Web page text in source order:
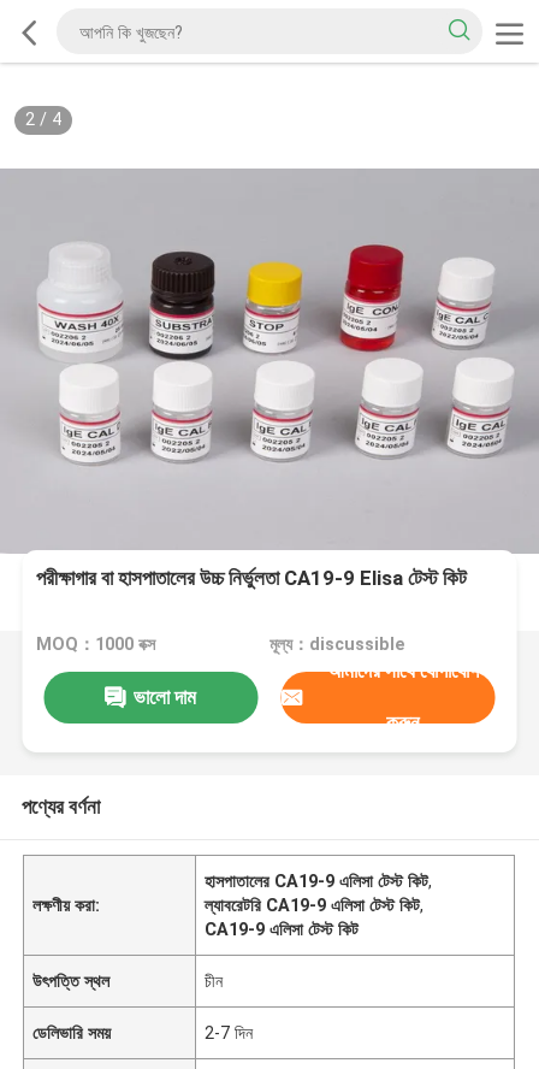
2/ 4
পরীক্ষাগার বা হাসপাতালের উচ্চ নির্ভুলতা CA19-9 Elisa টেস্ট কিট
MOQ：1000 বক্স মূল্য：discussible
ভালো দাম
আমাদের সাথে যোগাযোগ
করুন
পণ্যের বর্ণনা
লক্ষণীয় করা:
হাসপাতালের CA19-9 এলিসা টেস্ট কিট,
ল্যাবরেটরি CA19-9 এলিসা টেস্ট কিট,
CA19-9 এলিসা টেস্ট কিট
উৎপত্তি স্থল চীন
ডেলিভারি সময় 2-7 দিন